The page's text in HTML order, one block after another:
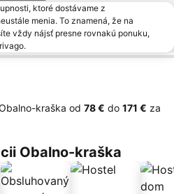
ktoré dostávame z
menia. To znamená, že na
vždy nájsť presne rovnakú ponuku,
kraška od ‎78 € do ‎171 € za
Obalno-kraška